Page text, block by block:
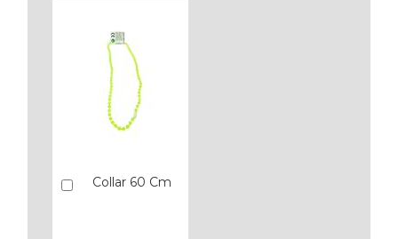
Collar 60 Cm
Añadir